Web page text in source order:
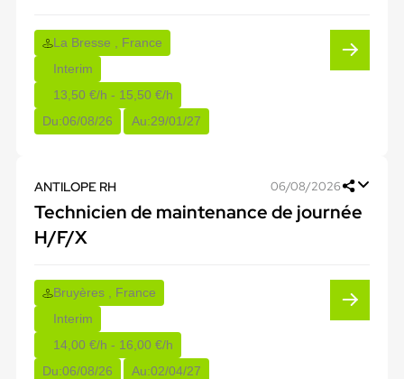
La Bresse , France
Interim
13,50 €/h - 15,50 €/h
Du:06/08/26 Au:29/01/27
ANTILOPE RH 06/08/2026
Technicien de maintenance de journée
H/F/X
Bruyères , France
Interim
14,00 €/h - 16,00 €/h
Du:06/08/26 Au:02/04/27